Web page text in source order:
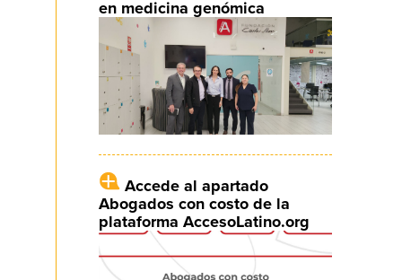
en medicina genómica
Accede al apartado
Abogados con costo de la
plataforma AccesoLatino.org